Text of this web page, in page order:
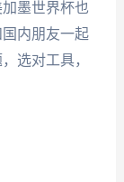
墨世界杯也
内朋友一起
选对工具，